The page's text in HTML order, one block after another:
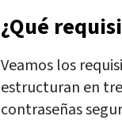
¿Qué
Veamos los
estructuran en
contraseñas